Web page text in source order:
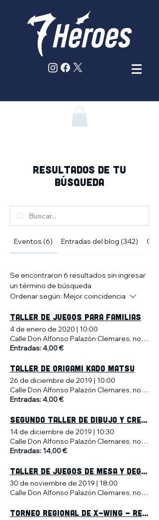
RESULTADOS DE TU
BÚSQUEDA
Eventos (6) Entradas del blog (342)
Se encontraron 6 resultados sin ingresar
un término de búsqueda
Ordenar según: Mejor coincidencia
TALLER DE JUEGOS PARA FAMILIAS
4 de enero de 2020 | 10:00
Calle Don Alfonso Palazón Clemares, no 4,
Entradas: 4,00 €
TALLER DE ORIGAMI KADO MATSU
26 de diciembre de 2019 | 10:00
Calle Don Alfonso Palazón Clemares, no 4,
Entradas: 4,00 €
SEGUNDO TALLER DE DIBUJO Y CREATIVIDAD PARA NIÑOS
14 de diciembre de 2019 | 10:30
Calle Don Alfonso Palazón Clemares, no 4,
Entradas: 14,00 €
TALLER DE JUEGOS DE MESA Y DEGUSTACIÓN DE CERVEZA ARTESANA
30 de noviembre de 2019 | 18:00
Calle Don Alfonso Palazón Clemares, no 4,
Torneo regional de X-wing - Región de Murcia